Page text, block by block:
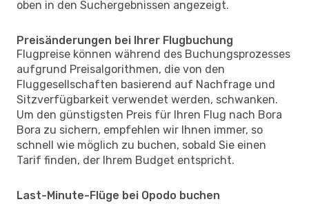
oben in den Suchergebnissen angezeigt.
Preisänderungen bei Ihrer Flugbuchung
Flugpreise können während des Buchungsprozesses
aufgrund Preisalgorithmen, die von den
Fluggesellschaften basierend auf Nachfrage und
Sitzverfügbarkeit verwendet werden, schwanken.
Um den günstigsten Preis für Ihren Flug nach Bora
Bora zu sichern, empfehlen wir Ihnen immer, so
schnell wie möglich zu buchen, sobald Sie einen
Tarif finden, der Ihrem Budget entspricht.
Last-Minute-Flüge bei Opodo buchen